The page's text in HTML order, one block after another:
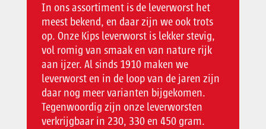
In ons assortiment is de leverworst het
meest bekend, en daar zijn we ook trots
op. Onze Kips leverworst is lekker stevig,
vol romig van smaak en van nature rijk
aan ijzer. Al sinds 1910 maken we
leverworst en in de loop van de jaren zijn
daar nog meer varianten bijgekomen.
Tegenwoordig zijn onze leverworsten
verkrijgbaar in 230, 330 en 450 gram.